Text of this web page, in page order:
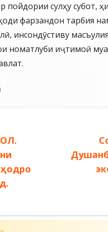
пойдории сулҳу субот,
фарзандон тарбия
инсондӯстиву
номатлуби иҷтимоӣ